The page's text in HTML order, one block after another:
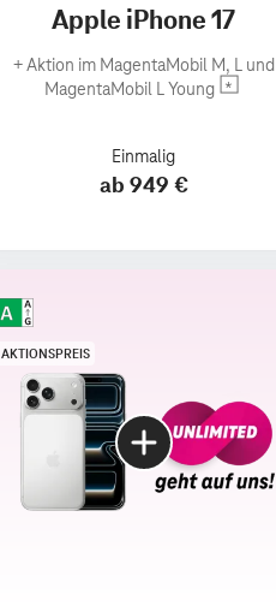
Apple iPhone 17
+Aktion im MagentaMobil M, L und
MagentaMobil L Young
Einmalig
ab 949 €
AKTIONSPREIS